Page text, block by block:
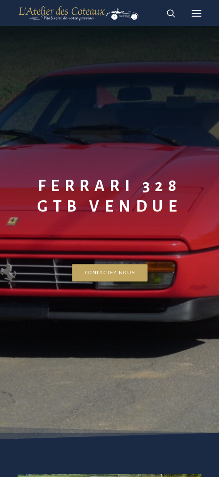
RESTAURATION
ACHAT-VENTE
À vendre
Français
FERRARI 328
GTB VENDUE
CONTACTEZ-NOUS